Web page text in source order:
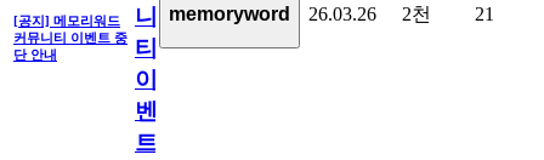
[공지] 메모리워드
커뮤니티 이벤트 중
단 안내
니
티
이
벤
트
memoryword 26.03.26 2천 21